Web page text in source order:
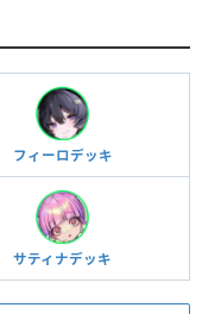
フィーロデッキ
サティナデッキ